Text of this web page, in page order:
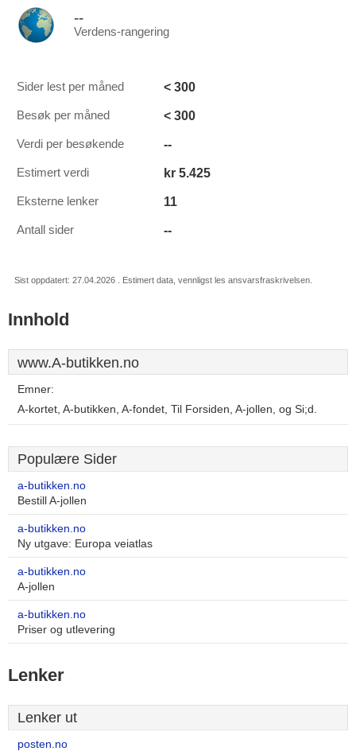
--
Verdens-rangering
Sider lest per måned < 300
Besøk per måned < 300
Verdi per besøkende --
Estimert verdi kr 5.425
Eksterne lenker 11
Antall sider --
Sist oppdatert: 27.04.2026 . Estimert data, vennligst les ansvarsfraskrivelsen.
Innhold
www.A-butikken.no
Emner:
A-kortet, A-butikken, A-fondet, Til Forsiden, A-jollen, og Si;d.
Populære Sider
a-butikken.no
Bestill A-jollen
a-butikken.no
Ny utgave: Europa veiatlas
a-butikken.no
A-jollen
a-butikken.no
Priser og utlevering
Lenker
Lenker ut
posten.no